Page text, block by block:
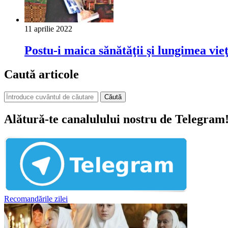
11 aprilie 2022
Postu-i maica sănătăţii şi lungimea
Caută articole
Căută
Alătură-te canalulului nostru de
Recomandările zilei